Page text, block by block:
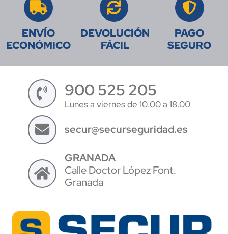
ENVÍO
ECONÓMICO
DEVOLUCIÓN
FÁCIL
PAGO
SEGURO
900 525 205
Lunes a viernes de 10.00 a 18.00
secur@securseguridad.es
GRANADA
Calle Doctor López Font.
Granada